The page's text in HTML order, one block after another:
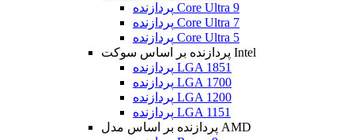
پردازنده Core Ultra 9
پردازنده Core Ultra 7
پردازنده Core Ultra 5
پردازنده بر اساس سوکت Intel
پردازنده LGA 1851
پردازنده LGA 1700
پردازنده LGA 1200
پردازنده LGA 1151
پردازنده بر اساس مدل AMD